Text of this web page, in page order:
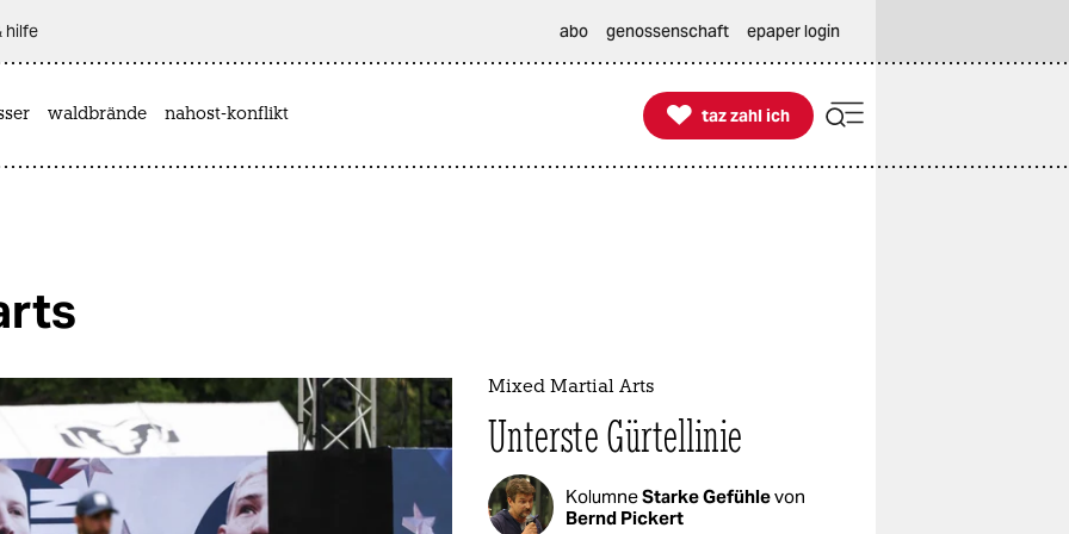
hilfe abo genossenschaft epaper login
waldbrände nahost-konflikt 
taz zahl ich
taz zahl ich
Mixed Martial Arts
Unterste Gürtellinie
KolumneStarke Gefühlevon
Bernd Pickert